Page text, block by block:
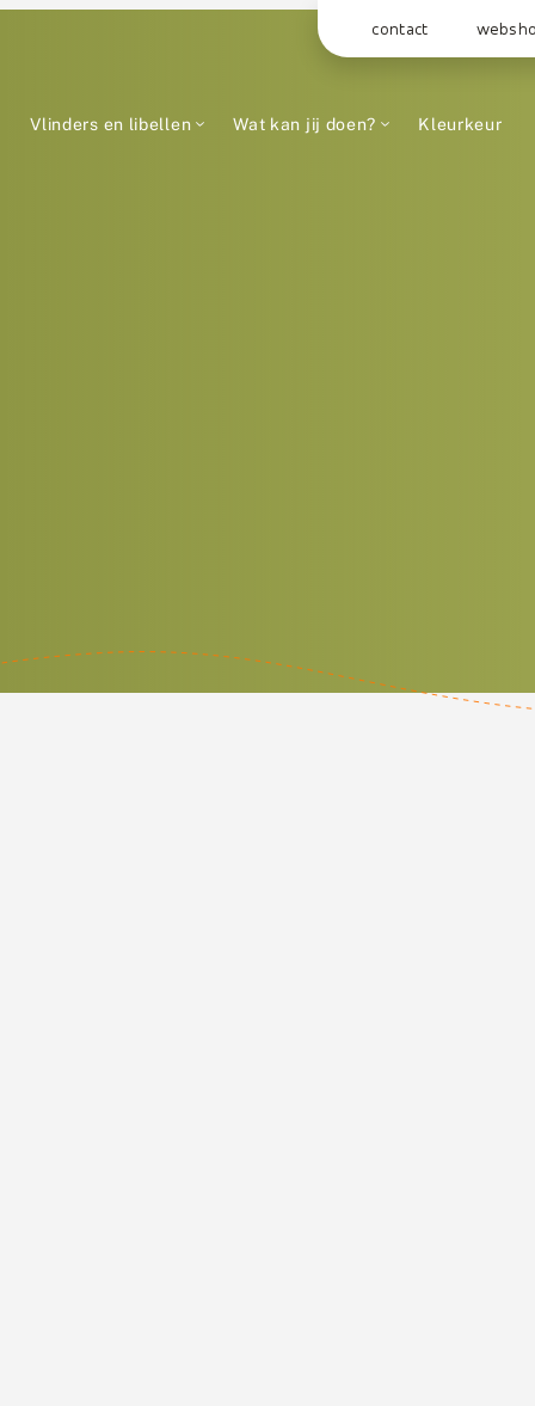
contact
Vlinders en libellen Wat kan jij doen? Kleurkeur